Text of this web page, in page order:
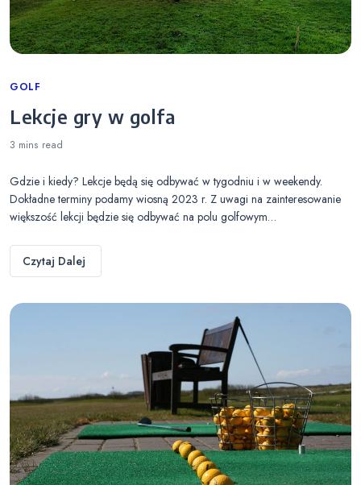
Categories
GOLF
Lekcje gry w golfa
3 mins read
Gdzie i kiedy? Lekcje będą się odbywać w tygodniu i w weekendy.
Dokładne terminy podamy wiosną 2023 r. Z uwagi na zainteresowanie
większość lekcji będzie się odbywać na polu golfowym…
Czytaj Dalej